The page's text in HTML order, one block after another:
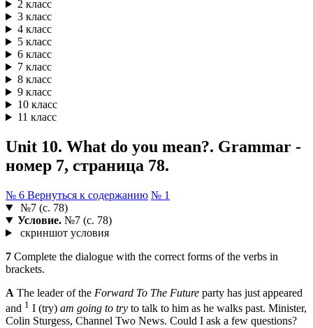
2 класс
3 класс
4 класс
5 класс
6 класс
7 класс
8 класс
9 класс
10 класс
11 класс
Unit 10. What do you mean?. Grammar -
номер 7, страница 78.
№ 6 Вернуться к содержанию № 1
№7 (с. 78)
Условие.№7 (с. 78)
скриншот условия
7 Complete the dialogue with the correct forms of the verbs in
brackets.
A The leader of the Forward To The Future party has just appeared
and 1 I (try) am going to try to talk to him as he walks past. Minister,
Colin Sturgess, Channel Two News. Could I ask a few questions?